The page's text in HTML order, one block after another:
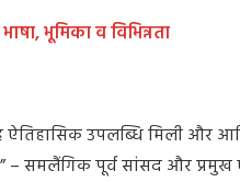
भूमिका व विभिन्नता
उपलब्धि मिली और
– समलैंगिक पूर्व सांसद और